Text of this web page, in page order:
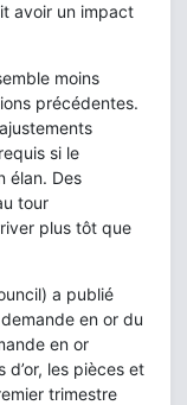
avoir un impact
moins
précédentes.
si le
élan. Des
tour
plus tôt que
a publié
en or du
en or
d’or, les pièces et
trimestre